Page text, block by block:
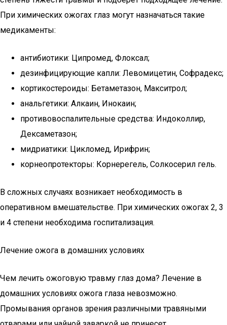
При химических ожогах глаз могут назначаться такие
медикаменты:
антибиотики: Ципромед, Флоксал;
дезинфицирующие капли: Левомицетин, Софрадекс;
кортикостероиды: Бетаметазон, Макситрол;
анальгетики: Алкаин, Инокаин;
противовоспалительные средства: Индоколлир,
Дексаметазон;
мидриатики: Цикломед, Ирифрин;
корнеопротекторы: Корнерегель, Солкосерил гель.
В сложных случаях возникает необходимость в
оперативном вмешательстве. При химических ожогах 2, 3
и 4 степени необходима госпитализация.
Лечение ожога в домашних условиях
Чем лечить ожоговую травму глаз дома? Лечение в
домашних условиях ожога глаза невозможно.
Промывания органов зрения различными травяными